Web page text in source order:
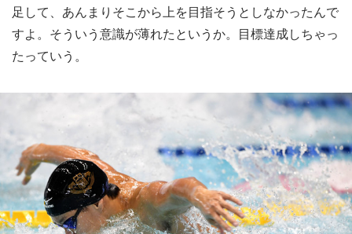
足して、あんまりそこから上を目指そうとしなかったんで
すよ。そういう意識が薄れたというか。目標達成しちゃっ
たっていう。